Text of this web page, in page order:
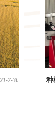
7-30 种